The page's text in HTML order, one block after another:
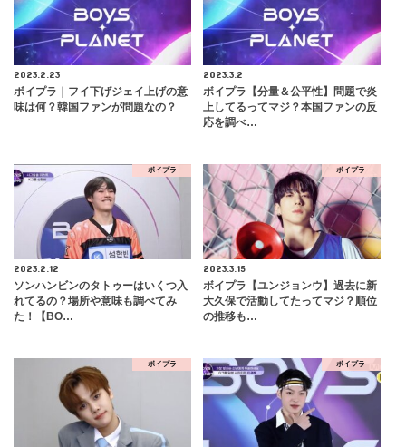
2023.2.23
ボイプラ｜フイ下げジェイ上げの意
味は何？韓国ファンが問題なの？
2023.3.2
ボイプラ【分量＆公平性】問題で炎
上してるってマジ？本国ファンの反
応を調べ…
ボイプラ
2023.2.12
ソンハンビンのタトゥーはいくつ入
れてるの？場所や意味も調べてみ
た！【BO…
ボイプラ
2023.3.15
ボイプラ【ユンジョンウ】過去に新
大久保で活動してたってマジ？順位
の推移も…
ボイプラ ボイプラ